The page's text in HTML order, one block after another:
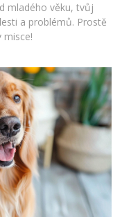
mladého věku, tvůj
a problémů. Prostě
misce!